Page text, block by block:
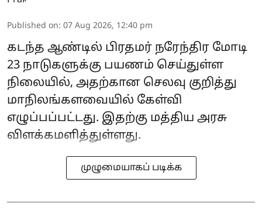
Published on: 07 Aug 2026, 12:40 pm
கடந்த ஆண்டில் பிரதமர் நரேந்திர மோடி
23 நாடுகளுக்கு பயணம் செய்துள்ள
நிலையில், அதற்கான செலவு குறித்து
மாநிலங்களவையில் கேள்வி
எழுப்பப்பட்டது. இதற்கு மத்திய அரசு
விளக்கமளித்துள்ளது.
முழுமையாகப் படிக்க